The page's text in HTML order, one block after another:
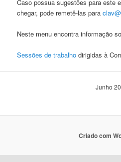
Caso possua sugestões para este
chegar, pode remetê-las para
Neste menu encontra informação
Sessões de trabalho dirigidas à
Junho
Criado com